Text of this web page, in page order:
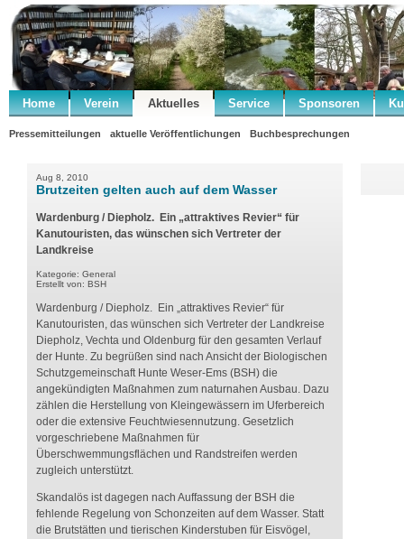
Home Verein Aktuelles Service Sponsoren
Pressemitteilungen aktuelle Veröffentlichungen Buchbesprechungen
Aug 8, 2010
Brutzeiten gelten auch auf dem Wasser
Wardenburg / Diepholz. Ein „attraktives Revier“ für
Kanutouristen, das wünschen sich Vertreter der
Landkreise
Kategorie: General
Erstellt von: BSH
Wardenburg / Diepholz. Ein „attraktives Revier“ für
Kanutouristen, das wünschen sich Vertreter der Landkreise
Diepholz, Vechta und Oldenburg für den gesamten Verlauf
der Hunte. Zu begrüßen sind nach Ansicht der Biologischen
Schutzgemeinschaft Hunte Weser-Ems (BSH) die
angekündigten Maßnahmen zum naturnahen Ausbau. Dazu
zählen die Herstellung von Kleingewässern im Uferbereich
oder die extensive Feuchtwiesennutzung. Gesetzlich
vorgeschriebene Maßnahmen für
Überschwemmungsflächen und Randstreifen werden
zugleich unterstützt.
Skandalös ist dagegen nach Auffassung der BSH die
fehlende Regelung von Schonzeiten auf dem Wasser. Statt
die Brutstätten und tierischen Kinderstuben für Eisvögel,